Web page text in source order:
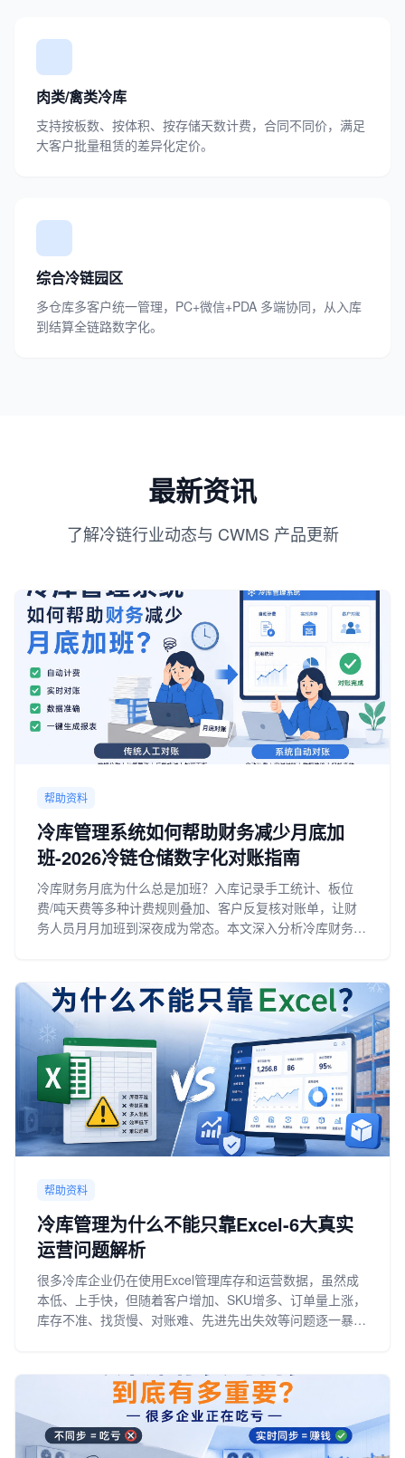
肉类/禽类冷库
支持按板数、按体积、按存储天数计费，合同不同价，满足
大客户批量租赁的差异化定价。
综合冷链园区
多仓库多客户统一管理，PC+微信+PDA 多端协同，从入库
到结算全链路数字化。
最新资讯
了解冷链行业动态与 CWMS 产品更新
帮助资料
冷库管理系统如何帮助财务减少月底加
班-2026冷链仓储数字化对账指南
冷库财务月底为什么总是加班？入库记录手工统计、板位
费/吨天费等多种计费规则叠加、客户反复核对账单，让财
务人员月月加班到深夜成为常态。本文深入分析冷库财务月
费引擎、实时生成费用明细、一键生成客户账单、支持客户
在线对账等功能，帮助财务从Excel手工计算中解放出来，
实现月底快速出账，并为中小冷库提供逐步实现财务数字化
的实操路径。
帮助资料
冷库管理为什么不能只靠Excel-6大真实
运营问题解析
很多冷库企业仍在使用Excel管理库存和运营数据，虽然成
本低、上手快，但随着客户增加、SKU增多、订单量上涨，
库存不准、找货慢、对账难、先进先出失效等问题逐一暴